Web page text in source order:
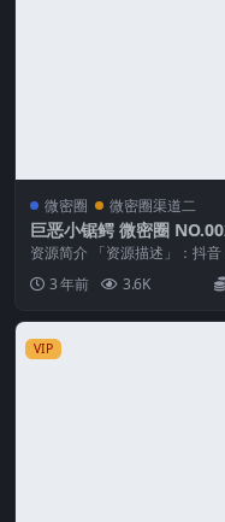
微密圈 微密圈渠道二
巨恶小锯鳄 微密圈
期
资源简介 「资源描述」：抖音
恶小锯鳄 微密圈 NO.002期 【
2V】...
3 年前 3.6K
VIP